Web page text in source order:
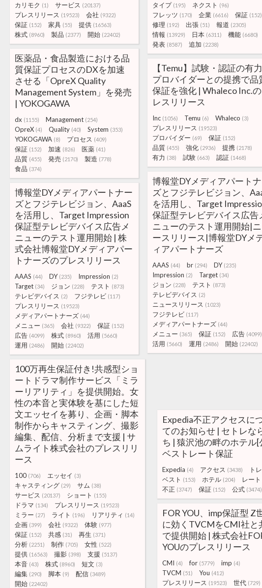
タイプ (195) ネクスト (96)
フレッツ (170) 企業 (6616) 保証 (152)
修理 (192) 出張 (51) 報道 (2305)
情報 (13929) 日本 (6311) 機能 (6680)
発表 (8587) 追加 (2238)
カリモク (1) サービス (20137)
プレスリリース (19523) 会社 (9322)
保証 (152) 家具 (55) 提供 (16563)
株式 (8960) 製品 (2377) 開始 (22402)
医薬品・食品製造における品
質保証プロセスのDXを加速
させる「OpreX Quality
Management System」を発売
| YOKOGAWA
dx (1155) Management (254)
OpreX (4) Quality (40) System (353)
YOKOGAWA (8) プロセス (409)
保証 (152) 加速 (826) 医薬 (41)
品質 (455) 発売 (2170) 製造 (778)
食品 (374)
【Temu】試験・認証の有力
プロバイダーとの提携で品
保証を強化 | Whaleco Inc.
レスリリース
Inc (1056) Temu (6) Whaleco (3)
プレスリリース (19523)
プロバイダー (69) 保証 (152)
品質 (455) 強化 (2936) 提携 (2178)
有力 (38) 試験 (663) 認証 (1468)
博報堂DYメディアパート
ズとフジテレビジョン、
を活用し、Target
保証型テレビデバイス広告
ニューのテスト運用開始|ニ
ースリリース|博報堂DYメ
ィアパートナーズ
AAAS (44) br (294) DY (235)
Impression (2) Target (34)
ジョン (228) テスト (873)
テレビデバイス (2)
ニュースリリース (1023)
フジテレビ (117)
メディアパートナーズ (44)
メニュー (365) 保証 (152) 広告 (4099)
活用 (5660) 運用 (2486) 開始 (22402)
博報堂DYメディアパートナー
ズとフジテレビジョン、AaaS
を活用し、Target Impression
保証型テレビデバイス広告メ
ニューのテスト運用開始 | 株
式会社博報堂DYメディアパー
トナーズのプレスリリース
AAAS (44) DY (235) Impression (2)
Target (34) ジョン (228) テスト (873)
テレビデバイス (2) フジテレビ (117)
プレスリリース (19523)
メディアパートナーズ (44)
メニュー (365) 会社 (9322) 保証 (152)
広告 (4099) 株式 (8960) 活用 (5660)
運用 (2486) 開始 (22402)
100万再生保証付き!共感型ショ
ートドラマ制作サービス「ミラ
ーリアリティ」を提供開始。女
性の本音と実体験を基にした短
文エッセイを募り、企画・脚本
制作からキャスティング、撮影
編集、配信、分析まで支援 | サ
ムライト株式会社のプレスリリ
ース
100 (706) エッセイ (3)
キャスティング (29) サム (38)
サービス (20137) ショート (155)
ドラマ (134) プレスリリース (19523)
ミラー (27) ライト (196) リアリティ (14)
企画 (399) 会社 (9322) 体験 (977)
保証 (152) 共感 (31) 再生 (371)
分析 (2251) 制作 (705) 女性 (522)
提供 (16563) 撮影 (398) 支援 (5137)
本音 (43) 株式 (8960) 短文 (3)
編集 (290) 脚本 (9) 配信 (3489)
開始 (22402)
Expedia不正アクセスに
てのお知らせ | セトレな
ち | 猿沢池の畔のホテル[
ベストレート保証
Expedia (4) アクセス (3438) トレ
ベスト (153) ホテル (204) レート
不正 (3747) 保証 (152) 公式 (3474)
FOR YOU、imp保証型 Z
に効くTVCMをCMI社と
で提供開始 | 株式会社
YOUのプレスリリース
CMI (4) for (5779) imp (4)
TVCM (51) You (412)
プレスリリース (19523) 世代 (729)